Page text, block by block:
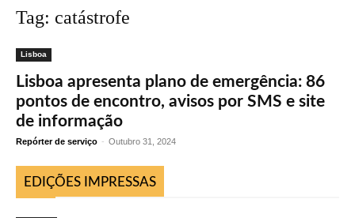
Tag: catástrofe
Lisboa
Lisboa apresenta plano de emergência: 86
pontos de encontro, avisos por SMS e site
de informação
Repórter de serviço - Outubro 31, 2024
EDIÇÕES IMPRESSAS